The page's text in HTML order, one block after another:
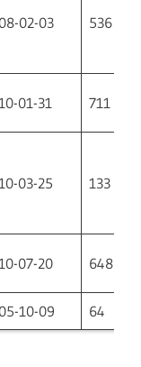
02-03 536
01-31 711
03-25 133
07-20 648
10-09 64